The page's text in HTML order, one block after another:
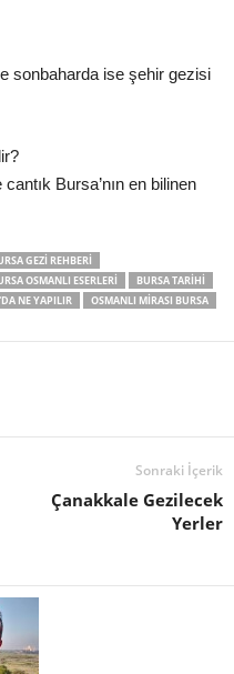
sonbaharda ise şehir gezisi
Bursa’nın en bilinen
GEZI REHBERI
OSMANLI ESERLERI
BURSA TARIHI
NE YAPILIR
OSMANLI MIRASI BURSA
Sonraki İçerik
Çanakkale Gezilecek
Yerler